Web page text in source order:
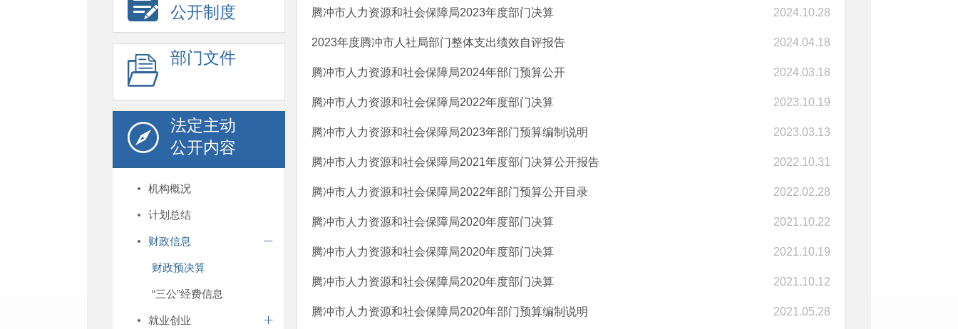
公开制度
部门文件
法定主动
公开内容
机构概况
计划总结
财政信息
财政预决算
“三公”经费信息
就业创业
腾冲市人力资源和社会保障局2023年度部门决算 2024.10.28
2023年度腾冲市人社局部门整体支出绩效自评报告 2024.04.18
腾冲市人力资源和社会保障局2024年部门预算公开 2024.03.18
腾冲市人力资源和社会保障局2022年度部门决算 2023.10.19
腾冲市人力资源和社会保障局2023年部门预算编制说明 2023.03.13
腾冲市人力资源和社会保障局2021年度部门决算公开报告 2022.10.31
腾冲市人力资源和社会保障局2022年部门预算公开目录 2022.02.28
腾冲市人力资源和社会保障局2020年度部门决算 2021.10.22
腾冲市人力资源和社会保障局2020年度部门决算 2021.10.19
腾冲市人力资源和社会保障局2020年度部门决算 2021.10.12
腾冲市人力资源和社会保障局2020年部门预算编制说明 2021.05.28